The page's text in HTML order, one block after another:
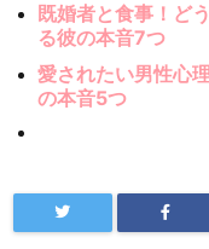
既婚者と食事！ど
る彼の本音7つ
愛されたい男性心
の本音5つ